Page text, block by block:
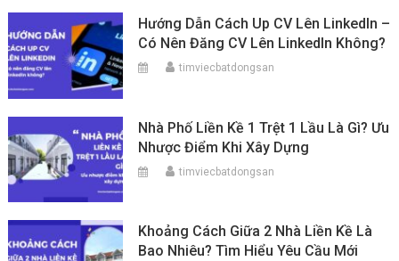
Hướng Dẫn Cách Up CV Lên LinkedIn –
Có Nên Đăng CV Lên LinkedIn Không?
timviecbatdongsan
Nhà Phố Liền Kề 1 Trệt 1 Lầu Là Gì? Ưu
Nhược Điểm Khi Xây Dựng
timviecbatdongsan
Khoảng Cách Giữa 2 Nhà Liền Kề Là
Bao Nhiêu? Tìm Hiểu Yêu Cầu Mới